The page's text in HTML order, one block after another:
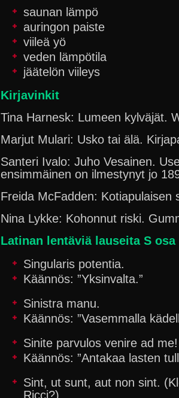
saunan lämpö
auringon paiste
viileä yö
veden lämpötila
jäätelön viileys
Kirjavinkit
Tina Harnesk: Lumeen kylväjät.
Marjut Mulari: Usko tai älä.
Santeri Ivalo: Juho Vesainen.
ensimmäinen on ilmestynyt jo
Freida McFadden: Kotiapulaisen
Nina Lykke: Kohonnut riski.
Latinan lentäviä lauseita S osa
Singularis potentia.
Käännös: ”Yksinvalta.”
Sinistra manu.
Käännös: ”Vasemmalla
Sinite parvulos venire ad
Käännös: ”Antakaa lasten
Sint, ut sunt, aut non sint.
Ricci?)